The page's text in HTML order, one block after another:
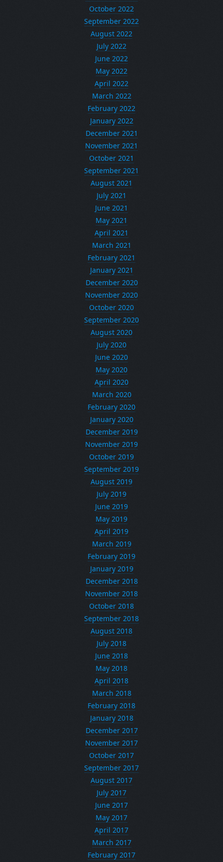
October 2022
September 2022
August 2022
July 2022
June 2022
May 2022
April 2022
March 2022
February 2022
January 2022
December 2021
November 2021
October 2021
September 2021
August 2021
July 2021
June 2021
May 2021
April 2021
March 2021
February 2021
January 2021
December 2020
November 2020
October 2020
September 2020
August 2020
July 2020
June 2020
May 2020
April 2020
March 2020
February 2020
January 2020
December 2019
November 2019
October 2019
September 2019
August 2019
July 2019
June 2019
May 2019
April 2019
March 2019
February 2019
January 2019
December 2018
November 2018
October 2018
September 2018
August 2018
July 2018
June 2018
May 2018
April 2018
March 2018
February 2018
January 2018
December 2017
November 2017
October 2017
September 2017
August 2017
July 2017
June 2017
May 2017
April 2017
March 2017
February 2017